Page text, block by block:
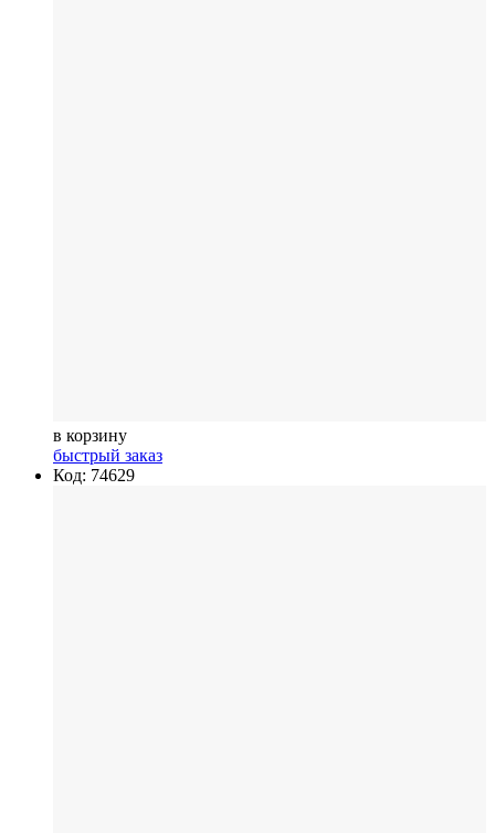
в корзину
быстрый заказ
Код: 74629